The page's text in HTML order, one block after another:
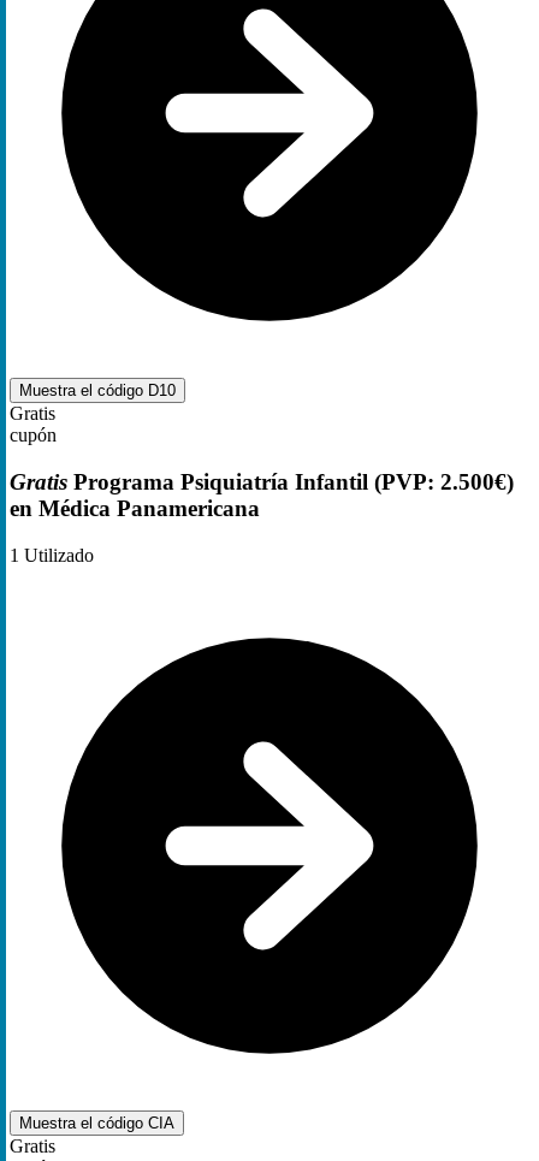
Muestra el código D10
Gratis
cupón
Gratis Programa Psiquiatría Infantil (PVP: 2.500€)
en Médica Panamericana
1 Utilizado
Muestra el código CIA
Gratis